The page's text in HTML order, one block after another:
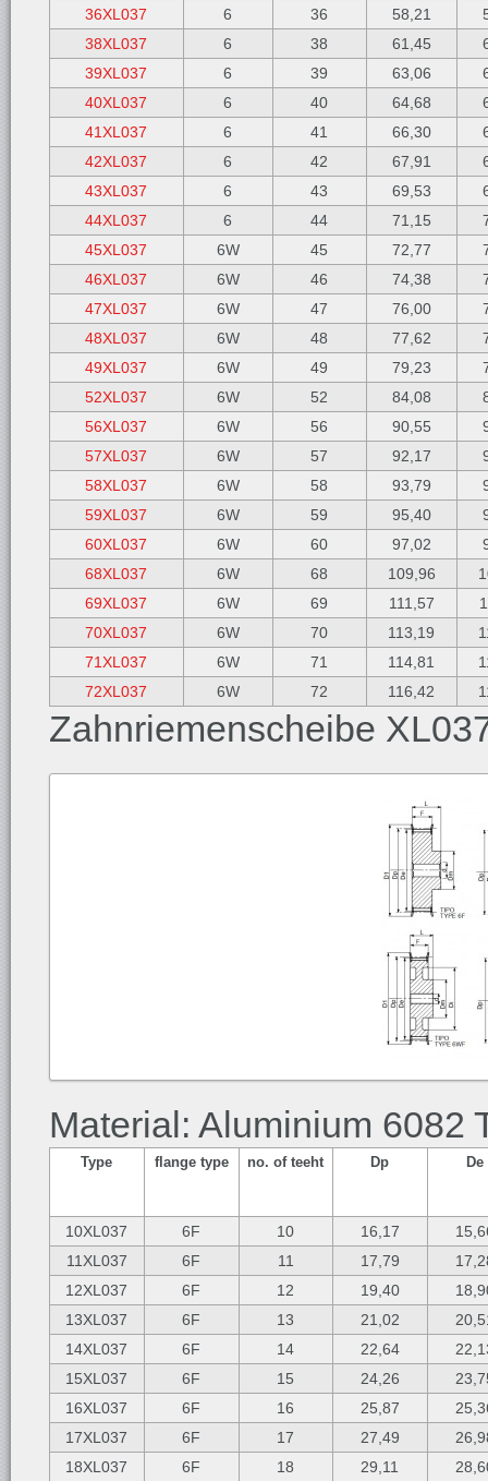
36XL037
6 36 58,21
38XL037
6 38 61,45
39XL037
6 39 63,06
40XL037
6 40 64,68
41XL037
6 41 66,30
42XL037
6 42 67,91
43XL037
6 43 69,53
44XL037
6 44 71,15
45XL037
6W 45 72,77
46XL037
6W 46 74,38
47XL037
6W 47 76,00
48XL037
6W 48 77,62
49XL037
6W 49 79,23
52XL037
6W 52 84,08
56XL037
6W 56 90,55
57XL037
6W 57 92,17
58XL037
6W 58 93,79
59XL037
6W 59 95,40
60XL037
6W 60 97,02
68XL037
6W 68 109,96
69XL037
6W 69 111,57
70XL037
6W 70 113,19
71XL037
6W 71 114,81
72XL037
6W 72 116,42
Zahnriemenscheibe
Material: Aluminium 6082
Type flange type no. of teeht Dp De
10XL037 6F 10 16,17
11XL037
6F 11 17,79
12XL037
6F 12 19,40
13XL037
6F 13 21,02
14XL037
6F 14 22,64
15XL037
6F 15 24,26
16XL037
6F 16 25,87
17XL037
6F 17 27,49
18XL037
6F 18 29,11